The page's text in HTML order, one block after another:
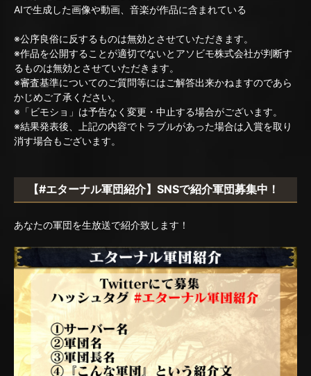
AIで生成した画像や動画、音楽が作品に含まれている
※公序良俗に反するものは無効とさせていただきます。
※作品を公開することが適切でないとアソビモ株式会社が判断す
るものは無効とさせていただきます。
※審査基準についてのご質問等にはご解答出来かねますのであら
かじめご了承ください。
※「ビモショ」は予告なく変更・中止する場合がございます。
※結果発表後、上記の内容でトラブルがあった場合は入賞を取り
消す場合もございます。
【#エターナル軍団紹介】SNSで紹介軍団募集中！
あなたの軍団を生放送で紹介致します！